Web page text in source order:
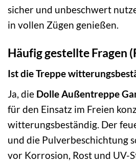
sicher und unbeschwert
in vollen Zügen genießen.
Häufig gestellte Fragen
Ist die Treppe
Ja, die Dolle Außentreppe
für den Einsatz im Freien
witterungsbeständig. Der
und die Pulverbeschichtung
vor Korrosion, Rost und UV-